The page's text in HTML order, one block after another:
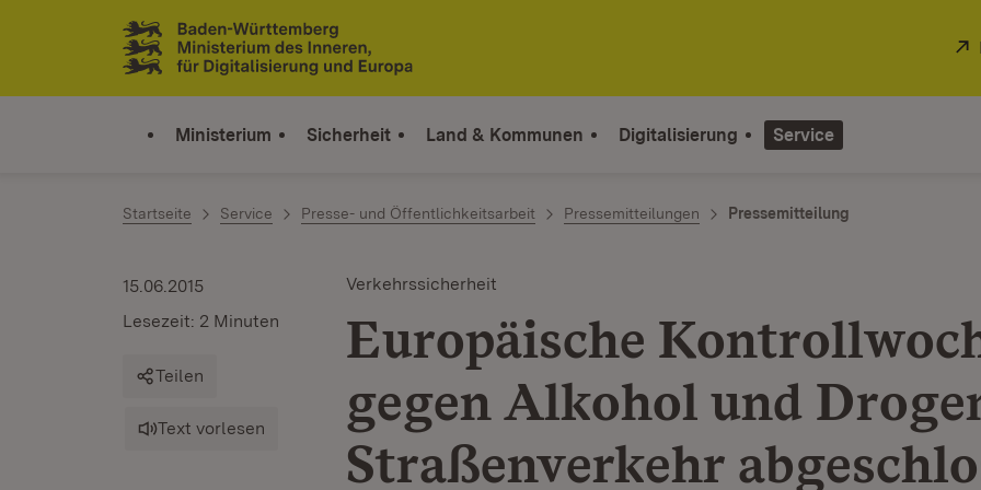
Zum Inhalt springen
Link zur Startseite
Ministerium Sicherheit Land & Kommunen Digitalisierung Service
Startseite Service Presse- und Öffentlichkeitsarbeit Pressemitteilungen Pressemitteilung
Verkehrssicherheit
Europäische
gegen Alkohol und
Straßenverkehr
15.06.2015
Lesezeit: 2 Minuten
Teilen
Text vorlesen